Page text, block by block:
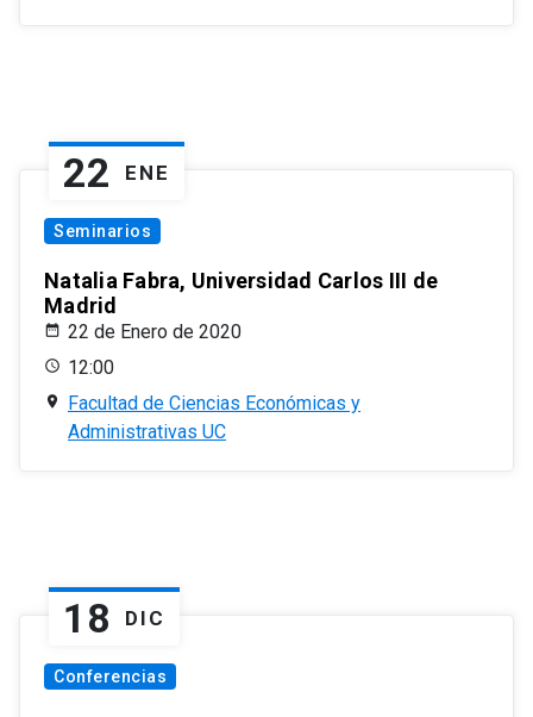
22 ENE
Seminarios
Natalia Fabra, Universidad Carlos III de
Madrid
22 de Enero de 2020
12:00
Facultad de Ciencias Económicas y
Administrativas UC
18 DIC
Conferencias